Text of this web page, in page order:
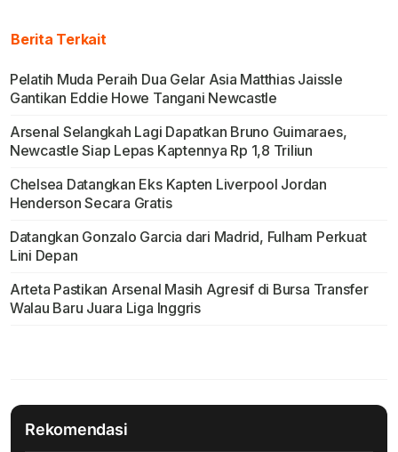
Berita Terkait
Pelatih Muda Peraih Dua Gelar Asia Matthias Jaissle
Gantikan Eddie Howe Tangani Newcastle
Arsenal Selangkah Lagi Dapatkan Bruno Guimaraes,
Newcastle Siap Lepas Kaptennya Rp 1,8 Triliun
Chelsea Datangkan Eks Kapten Liverpool Jordan
Henderson Secara Gratis
Datangkan Gonzalo Garcia dari Madrid, Fulham Perkuat
Lini Depan
Arteta Pastikan Arsenal Masih Agresif di Bursa Transfer
Walau Baru Juara Liga Inggris
Rekomendasi